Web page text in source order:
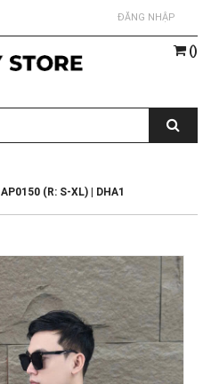
ĐĂNG NHẬP
()
AP0150 (R: S-XL) | DHA1